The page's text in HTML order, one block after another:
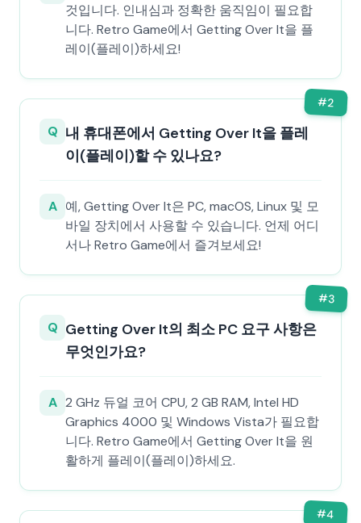
것입니다. 인내심과 정확한 움직임이 필요합
니다. Retro Game에서 Getting Over It을 플
레이(플레이)하세요!
#2
Q 내 휴대폰에서 Getting Over It을 플레
이(플레이)할 수 있나요?
A 예, Getting Over It은 PC, macOS, Linux 및 모
바일 장치에서 사용할 수 있습니다. 언제 어디
서나 Retro Game에서 즐겨보세요!
#3
Q Getting Over It의 최소 PC 요구 사항은
무엇인가요?
A 2 GHz 듀얼 코어 CPU, 2 GB RAM, Intel HD
Graphics 4000 및 Windows Vista가 필요합
니다. Retro Game에서 Getting Over It을 원
활하게 플레이(플레이)하세요.
#4